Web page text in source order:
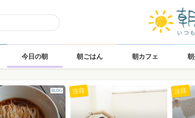
今日の朝 朝ごはん 朝カフェ
BLOG 注目 注目